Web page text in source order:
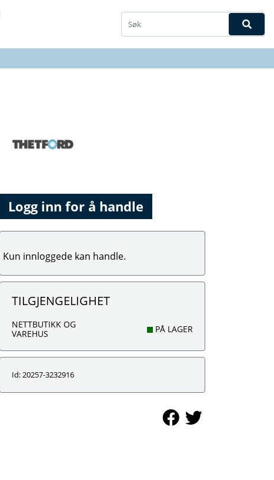
Logg inn for å handle
Kun innloggede kan handle.
TILGJENGELIGHET
NETTBUTIKK OG
VAREHUS
PÅ LAGER
Id: 20257-3232916